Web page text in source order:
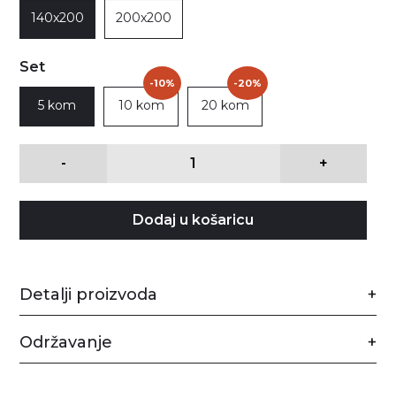
140x200 200x200
Set
5 kom 10 kom
-10%
20 kom
-20%
- +
Dodaj u košaricu
Detalji proizvoda
Održavanje